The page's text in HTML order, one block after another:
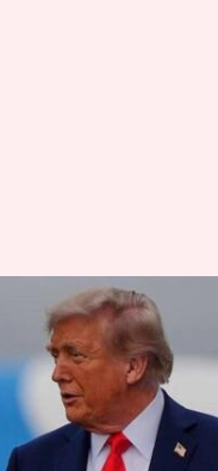
ஒரு
START
ரஷ்ய